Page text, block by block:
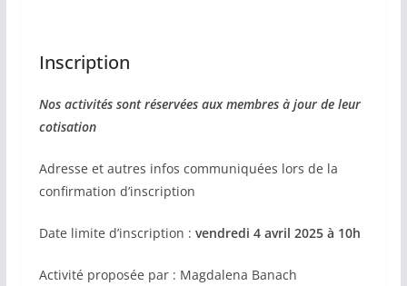
Inscription
Nos activités sont réservées aux membres à jour de leur
cotisation
Adresse et autres infos communiquées lors de la
confirmation d’inscription
Date limite d’inscription : vendredi 4 avril 2025 à 10h
Activité proposée par : Magdalena Banach